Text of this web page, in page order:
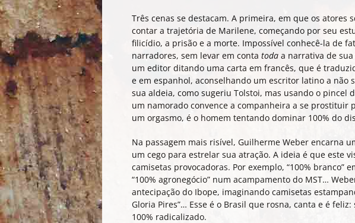
Três cenas se destacam. A primeira, em que os atores
contar a trajetória de Marilene, começando por seu
filicídio, a prisão e a morte. Impossível conhecê-la de
narradores, sem levar em conta toda a narrativa de
um editor ditando uma carta em francês, que é
e em espanhol, aconselhando um escritor latino a não
sua aldeia, como sugeriu Tolstoi, mas usando o pincel
um namorado convence a companheira a se prostituir
um orgasmo, é o homem tentando dominar 100% do
Na passagem mais risível, Guilherme Weber encarna
um cego para estrelar sua atração. A ideia é que este
camisetas provocadoras. Por exemplo, “100% branco”
“100% agronegócio” num acampamento do MST…
antecipação do Ibope, imaginando camisetas
Gloria Pires”… Esse é o Brasil que rosna, canta e é
100% radicalizado.